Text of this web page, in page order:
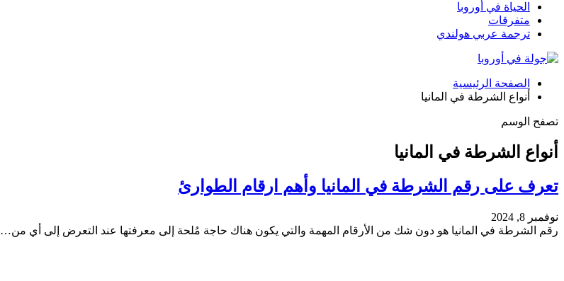
الحياة في أوروبا
متفرقات
ترجمة عربي هولندي
الصفحة الرئيسية
أنواع الشرطة في المانيا
تصفح الوسم
أنواع الشرطة في المانيا
تعرف على رقم الشرطة في المانيا وأهم ارقام الطوارئ
نوفمبر 8, 2024
رقم الشرطة في المانيا هو دون شك من الأرقام المهمة والتي يكون هناك حاجة مُلحة إلى معرفتها عند التعرض إلى أي من…